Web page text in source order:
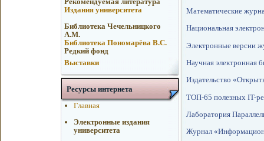
Издания университета
Библиотека Чечельницкого
А.М.
Библиотека Пономарёва В.С.
Редкий фонд
Выставки
Ресурсы интернета
Главная
Электронные издания
университета
Математические
Национальная
Электронные версии
Научная электронная
Издательство
ТОП-65 полезных IT-
Лаборатория
Журнал